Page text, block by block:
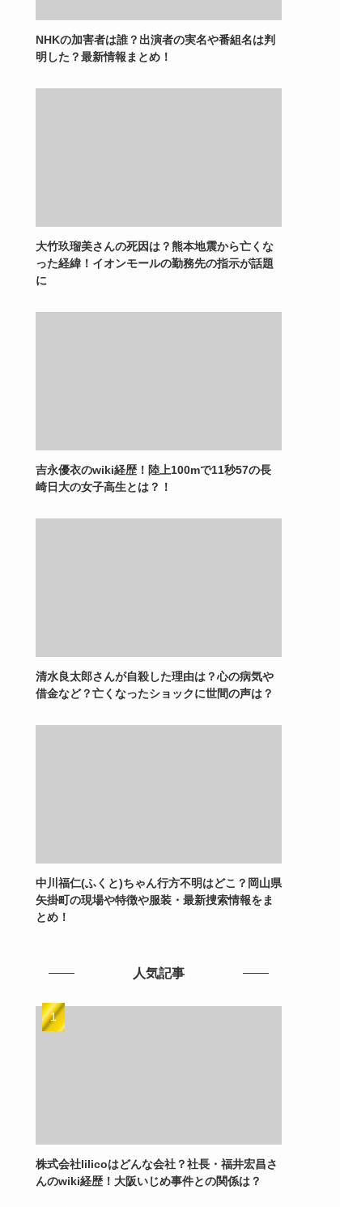
NHKの加害者は誰？出演者の実名や番組名は判
明した？最新情報まとめ！
大竹玖瑠美さんの死因は？熊本地震から亡くな
った経緯！イオンモールの勤務先の指示が話題
に
吉永優衣のwiki経歴！陸上100mで11秒57の長
崎日大の女子高生とは？！
清水良太郎さんが自殺した理由は？心の病気や
借金など？亡くなったショックに世間の声は？
中川福仁(ふくと)ちゃん行方不明はどこ？岡山県
矢掛町の現場や特徴や服装・最新捜索情報をま
とめ！
人気記事
株式会社lilicoはどんな会社？社長・福井宏昌さ
んのwiki経歴！大阪いじめ事件との関係は？